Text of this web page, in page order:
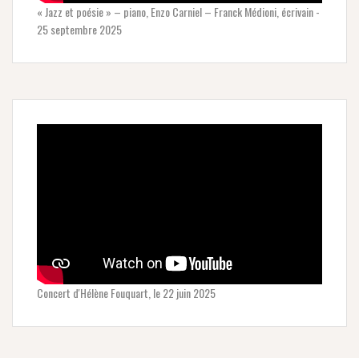
« Jazz et poésie » – piano, Enzo Carniel – Franck Médioni, écrivain -
25 septembre 2025
Concert d'Hélène Fouquart, le 22 juin 2025